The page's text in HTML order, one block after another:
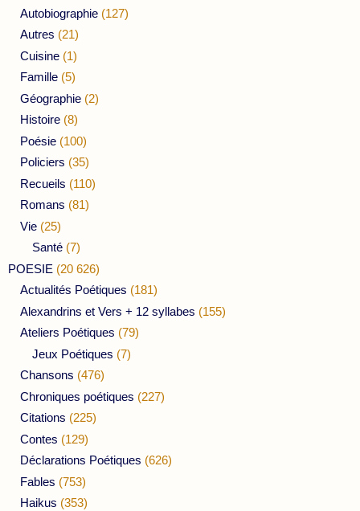
Autobiographie (127)
Autres (21)
Cuisine (1)
Famille (5)
Géographie (2)
Histoire (8)
Poésie (100)
Policiers (35)
Recueils (110)
Romans (81)
Vie (25)
Santé (7)
POESIE (20 626)
Actualités Poétiques (181)
Alexandrins et Vers + 12 syllabes (155)
Ateliers Poétiques (79)
Jeux Poétiques (7)
Chansons (476)
Chroniques poétiques (227)
Citations (225)
Contes (129)
Déclarations Poétiques (626)
Fables (753)
Haikus (353)